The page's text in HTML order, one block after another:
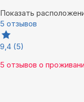
Показать
5 отзывов
9,4 (5)
5 отзывов о